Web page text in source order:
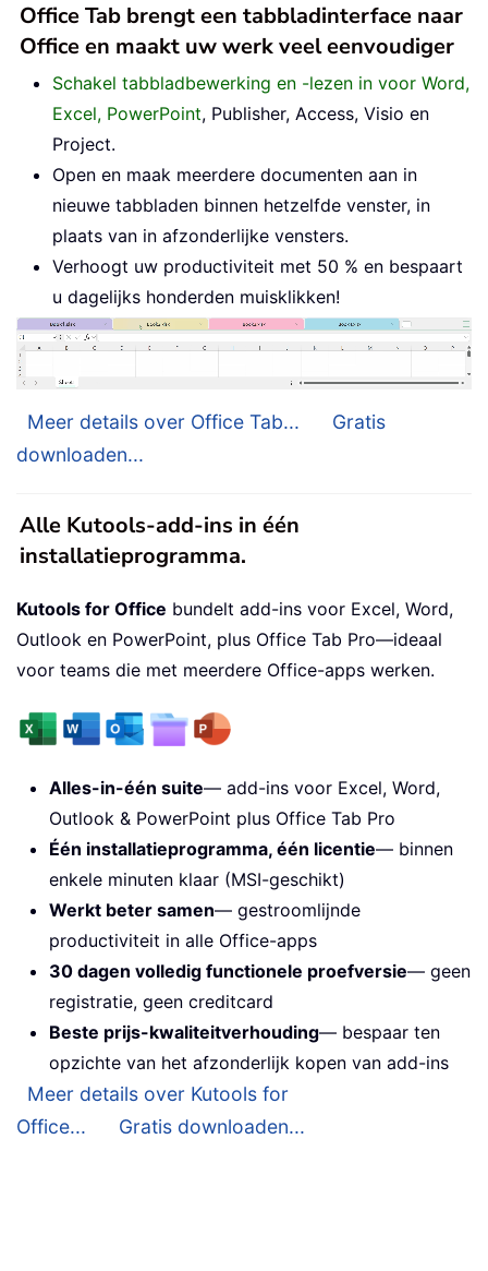
Office Tab brengt een tabbladinterface naar
Office en maakt uw werk veel eenvoudiger
Schakel tabbladbewerking en -lezen in voor Word,
Excel, PowerPoint, Publisher, Access, Visio en
Project.
Open en maak meerdere documenten aan in
nieuwe tabbladen binnen hetzelfde venster, in
plaats van in afzonderlijke vensters.
Verhoogt uw productiviteit met 50 % en bespaart
u dagelijks honderden muisklikken!
Meer details over Office Tab...
Gratis
downloaden...
Alle Kutools-add-ins in één
installatieprogramma.
Kutools for Office bundelt add-ins voor Excel, Word,
Outlook en PowerPoint, plus Office Tab Pro—ideaal
voor teams die met meerdere Office-apps werken.
Alles-in-één suite— add-ins voor Excel, Word,
Outlook & PowerPoint plus Office Tab Pro
Één installatieprogramma, één licentie— binnen
enkele minuten klaar (MSI-geschikt)
Werkt beter samen— gestroomlijnde
productiviteit in alle Office-apps
30 dagen volledig functionele proefversie— geen
registratie, geen creditcard
Beste prijs-kwaliteitverhouding— bespaar ten
opzichte van het afzonderlijk kopen van add-ins
Meer details over Kutools for
Office...
Gratis downloaden...